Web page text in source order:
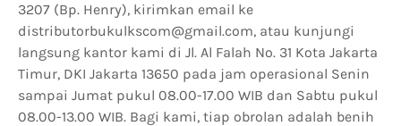
3207 (Bp. Henry), kirimkan email ke
distributorbukulkscom@gmail.com, atau kunjungi
langsung kantor kami di Jl. Al Falah No. 31 Kota Jakarta
Timur, DKI Jakarta 13650 pada jam operasional Senin
sampai Jumat pukul 08.00-17.00 WIB dan Sabtu pukul
08.00-13.00 WIB. Bagi kami, tiap obrolan adalah benih